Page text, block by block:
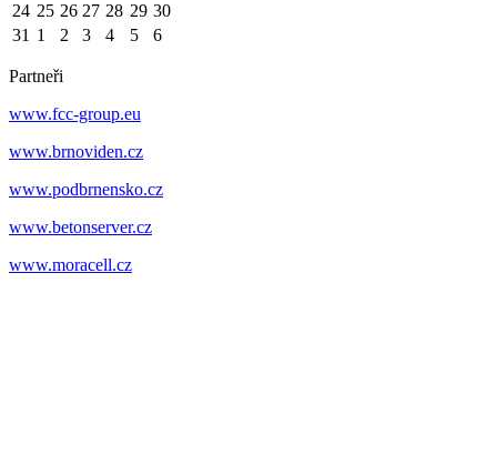
24 25 26 27 28 29 30
31 1 2 3 4 5 6
Partneři
www.fcc-group.eu
www.brnoviden.cz
www.podbrnensko.cz
www.betonserver.cz
www.moracell.cz